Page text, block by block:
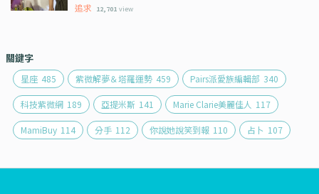
追求 12,701 view
關鍵字
星座 485 紫微解夢＆塔羅運勢 459 Pairs派愛族編輯部 340
科技紫微網 189 亞提米斯 141 Marie Clarie美麗佳人 117
MamiBuy 114 分手 112 你說她說笑到報 110 占卜 107